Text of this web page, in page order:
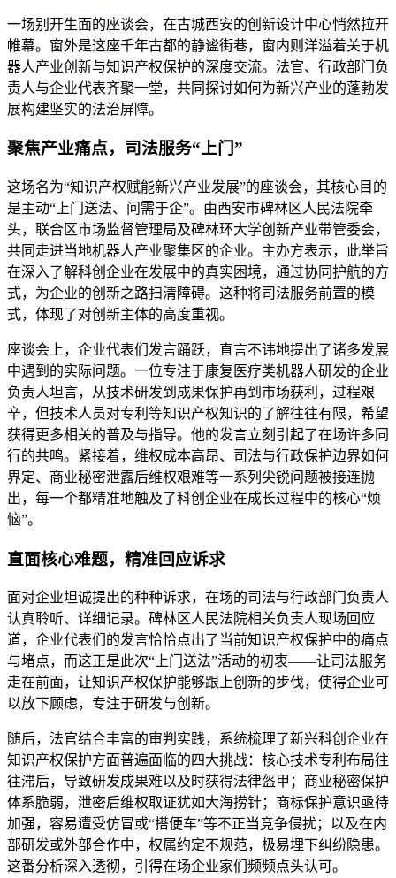
一场别开生面的座谈会，在古城西安的创新设计中心悄然拉开
帷幕。窗外是这座千年古都的静谧街巷，窗内则洋溢着关于机
器人产业创新与知识产权保护的深度交流。法官、行政部门负
责人与企业代表齐聚一堂，共同探讨如何为新兴产业的蓬勃发
展构建坚实的法治屏障。
聚焦产业痛点，司法服务“上门”
这场名为“知识产权赋能新兴产业发展”的座谈会，其核心目的
是主动“上门送法、问需于企”。由西安市碑林区人民法院牵
头，联合区市场监督管理局及碑林环大学创新产业带管委会，
共同走进当地机器人产业聚集区的企业。主办方表示，此举旨
在深入了解科创企业在发展中的真实困境，通过协同护航的方
式，为企业的创新之路扫清障碍。这种将司法服务前置的模
式，体现了对创新主体的高度重视。
座谈会上，企业代表们发言踊跃，直言不讳地提出了诸多发展
中遇到的实际问题。一位专注于康复医疗类机器人研发的企业
负责人坦言，从技术研发到成果保护再到市场获利，过程艰
辛，但技术人员对专利等知识产权知识的了解往往有限，希望
获得更多相关的普及与指导。他的发言立刻引起了在场许多同
行的共鸣。紧接着，维权成本高昂、司法与行政保护边界如何
界定、商业秘密泄露后维权艰难等一系列尖锐问题被接连抛
出，每一个都精准地触及了科创企业在成长过程中的核心“烦
恼”。
直面核心难题，精准回应诉求
面对企业坦诚提出的种种诉求，在场的司法与行政部门负责人
认真聆听、详细记录。碑林区人民法院相关负责人现场回应
道，企业代表们的发言恰恰点出了当前知识产权保护中的痛点
与堵点，而这正是此次“上门送法”活动的初衷——让司法服务
走在前面，让知识产权保护能够跟上创新的步伐，使得企业可
以放下顾虑，专注于研发与创新。
随后，法官结合丰富的审判实践，系统梳理了新兴科创企业在
知识产权保护方面普遍面临的四大挑战：核心技术专利布局往
往滞后，导致研发成果难以及时获得法律盔甲；商业秘密保护
体系脆弱，泄密后维权取证犹如大海捞针；商标保护意识亟待
加强，容易遭受仿冒或“搭便车”等不正当竞争侵扰；以及在内
部研发或外部合作中，权属约定不规范，极易埋下纠纷隐患。
这番分析深入透彻，引得在场企业家们频频点头认可。